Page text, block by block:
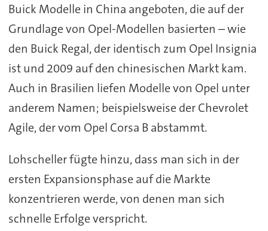
Buick Modelle in China angeboten, die auf der
Grundlage von Opel-Modellen basierten – wie
den Buick Regal, der identisch zum Opel Insignia
ist und 2009 auf den chinesischen Markt kam.
Auch in Brasilien liefen Modelle von Opel unter
anderem Namen; beispielsweise der Chevrolet
Agile, der vom Opel Corsa B abstammt.
Lohscheller fügte hinzu, dass man sich in der
ersten Expansionsphase auf die Markte
konzentrieren werde, von denen man sich
schnelle Erfolge verspricht.